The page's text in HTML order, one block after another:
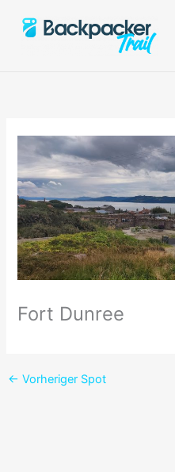
Inhalt
springen
Fort Dunree
← Vorheriger Spot